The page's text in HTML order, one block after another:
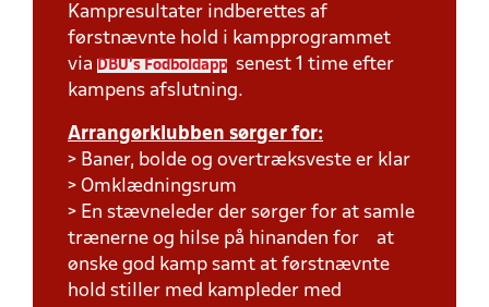
Kampresultater indberettes af
førstnævnte hold i kampprogrammet
via
DBU's Fodboldapp
senest 1 time efter
kampens afslutning.
Arrangørklubben sørger for:
> Baner, bolde og overtræksveste er klar
> Omklædningsrum
> En stævneleder der sørger for at samle
trænerne og hilse på hinanden for at
ønske god kamp samt at førstnævnte
hold stiller med kampleder med